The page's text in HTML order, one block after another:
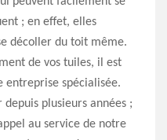
; en effet, elles
décoller du toit même.
de vos tuiles, il est
entreprise spécialisée.
plusieurs années ;
au service de notre